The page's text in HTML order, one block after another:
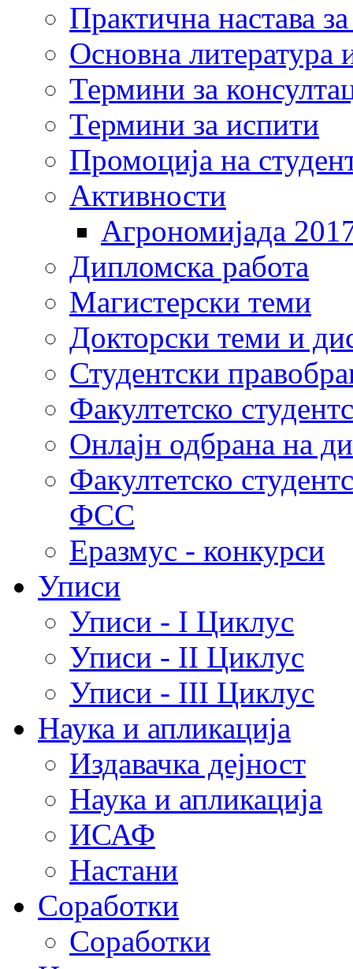
Практична настава
Основна литература
Термини за
Термини за испити
Промоција на
Активности
Агрономијада
Дипломска работа
Магистерски теми
Докторски теми и
Студентски
Факултетско
Онлајн одбрана на
Факултетско
ФСС
Еразмус - конкурси
Уписи
Уписи - I Циклус
Уписи - II Циклус
Уписи - III Циклус
Наука и апликација
Издавачка дејност
Наука и апликација
ИСАФ
Настани
Соработки
Соработки